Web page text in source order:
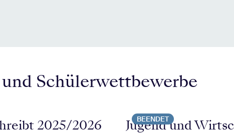
Schülerwettbewerbe
2025/2026 BEENDET
Jugend und